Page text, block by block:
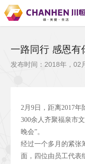
一路同行 感恩有
发布时间：2018年，02
2月9日，距离2017年
300余人齐聚福泉市
晚会”。
经过一个多月的紧张
面，四位由员工代表